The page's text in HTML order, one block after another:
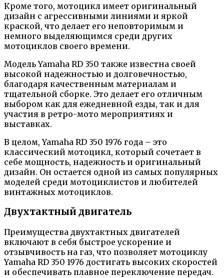
Кроме того, мотоцикл имеет оригинальный
дизайн с агрессивными линиями и яркой
краской, что делает его неповторимым и
немного выделяющимся среди других
мотоциклов своего времени.
Модель Yamaha RD 350 также известна своей
высокой надежностью и долговечностью,
благодаря качественным материалам и
тщательной сборке. Это делает его отличным
выбором как для ежедневной езды, так и для
участия в ретро-мото мероприятиях и
выставках.
В целом, Yamaha RD 350 1976 года – это
классический мотоцикл, который сочетает в
себе мощность, надежность и оригинальный
дизайн. Он остается одной из самых популярных
моделей среди мотоциклистов и любителей
винтажных мотоциклов.
Двухтактный двигатель
Преимущества двухтактных двигателей
включают в себя быстрое ускорение и
отзывчивость на газ, что позволяет мотоциклу
Yamaha RD 350 1976 достигать высоких скоростей
и обеспечивать плавное переключение передач.